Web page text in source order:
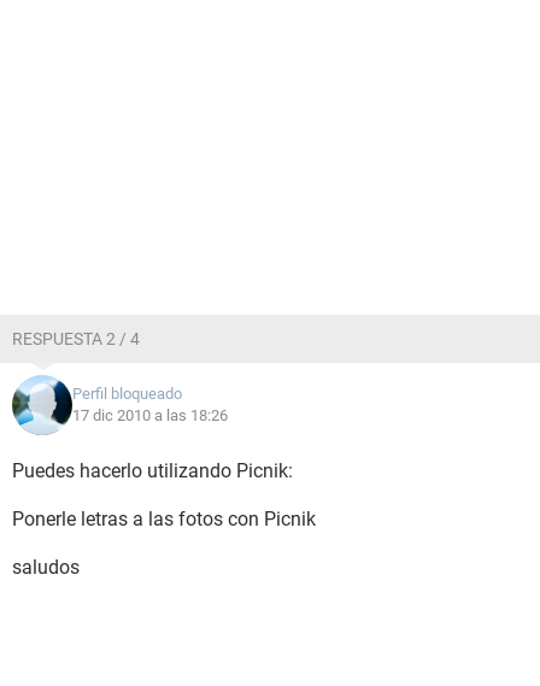
RESPUESTA 2 / 4
Perfil bloqueado
17 dic 2010 a las 18:26
Puedes hacerlo utilizando Picnik:
Ponerle letras a las fotos con Picnik
saludos